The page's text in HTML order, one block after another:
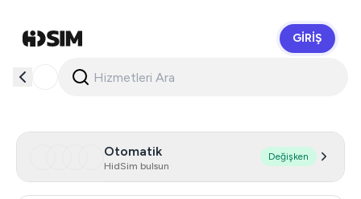
GIRIŞ
Otomatik
HidSim bulsun
Değişken